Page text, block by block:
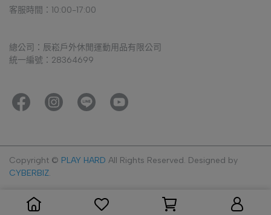
客服時間：10:00-17:00
總公司：辰崧戶外休閒運動用品有限公司
統一編號：28364699
Copyright © PLAY HARD All Rights Reserved. Designed by
CYBERBIZ.